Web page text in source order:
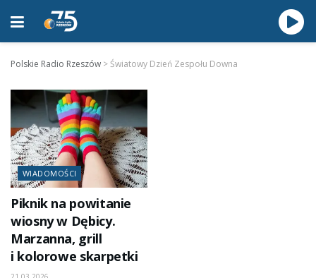
Polskie Radio Rzeszów >Światowy Dzień Zespołu Downa
WIADOMOŚCI
Piknik na powitanie
wiosny w Dębicy.
Marzanna, grill
i kolorowe skarpetki